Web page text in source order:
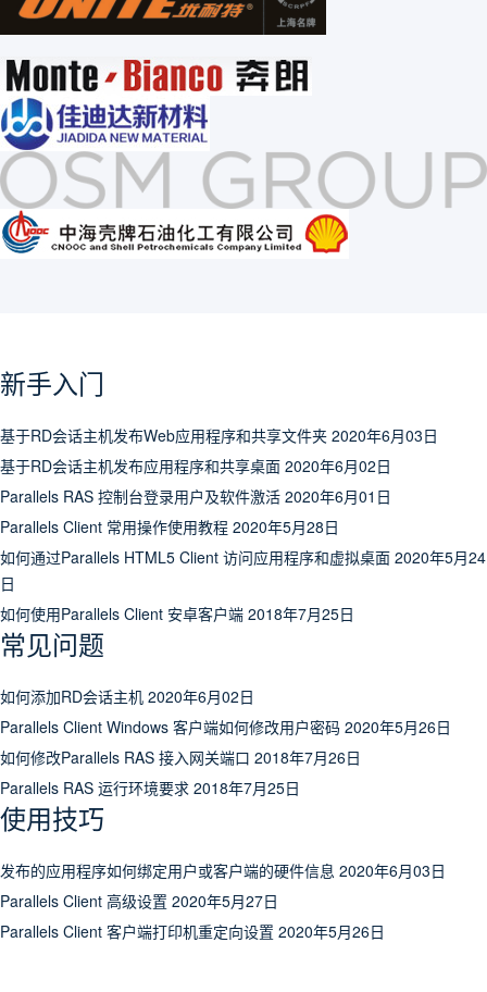
新手入门
基于RD会话主机发布Web应用程序和共享文件夹 2020年6月03日
基于RD会话主机发布应用程序和共享桌面 2020年6月02日
Parallels RAS 控制台登录用户及软件激活 2020年6月01日
Parallels Client 常用操作使用教程 2020年5月28日
如何通过Parallels HTML5 Client 访问应用程序和虚拟桌面 2020年5月24
日
如何使用Parallels Client 安卓客户端 2018年7月25日
常见问题
如何添加RD会话主机 2020年6月02日
Parallels Client Windows 客户端如何修改用户密码 2020年5月26日
如何修改Parallels RAS 接入网关端口 2018年7月26日
Parallels RAS 运行环境要求 2018年7月25日
使用技巧
发布的应用程序如何绑定用户或客户端的硬件信息 2020年6月03日
Parallels Client 高级设置 2020年5月27日
Parallels Client 客户端打印机重定向设置 2020年5月26日